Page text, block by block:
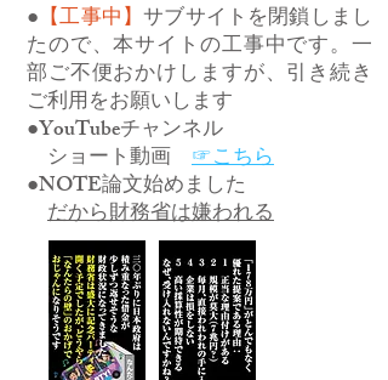
● 【工事中】サブサイトを閉鎖しまし
たので、本サイトの工事中です。一
部ご不便おかけしますが、引き続き
ご利用をお願いします
●YouTubeチャンネル
ショート動画 ☞こちら
●NOTE論文始めました
だから財務省は嫌われる